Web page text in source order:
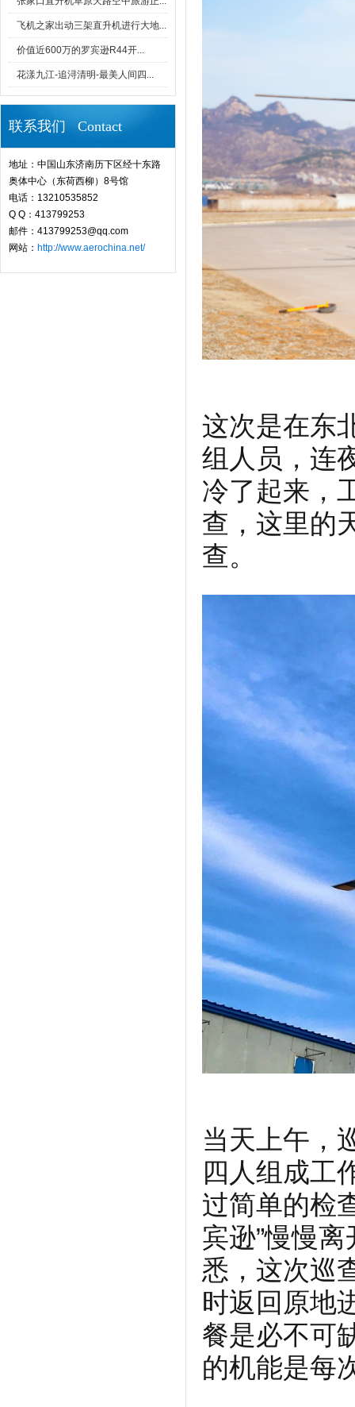
飞机之家出动三架直升机进行大地...
价值近600万的罗宾逊R44开...
花漾九江-追浔清明-最美人间四...
联系我们 Contact
地址：中国山东济南历下区经十东路
奥体中心（东荷西柳）8号馆
电话：13210535852
Q Q：413799253
邮件：413799253@qq.com
网站： http://www.aerochina.net/
这次是在东
组人员，连
冷了起来，
查，这里的
查。
当天上午，
四人组成工
过简单的检
宾逊”慢慢
悉，这次巡
时返回原地
餐是必不可
的机能是每